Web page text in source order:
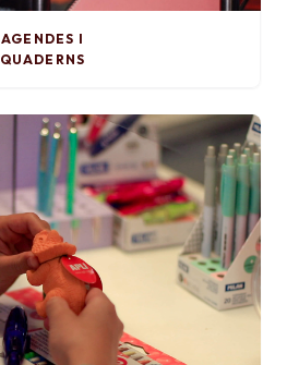
AGENDES I
QUADERNS